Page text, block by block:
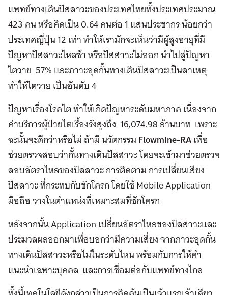
แพทย์ทางเดินปัสสาวะของประเทศไทยทั้งประเทศประมาณ
423 คน หรือคิดเป็น 0.64 คนต่อ 1 แสนประชากร น้อยกว่า
ประเทศญี่ปุ่น 12 เท่า ทำให้เรามักจะเห็นว่ามีผู้สูงอายุที่มี
ปัญหาปัสสาวะไหลช้า หรือปัสสาวะไม่ออก นำไปสู่ปัญหา
ไตวาย 57% และภาวะอุดกั้นทางเดินปัสสาวะเป็นสาเหตุ
ทำให้ไตวาย เป็นอันดับ 4
ปัญหาเรื่องโรคไต ทำให้เกิดปัญหาระดับมหาภาค เนื่องจาก
ค่าบริการผู้ป่วยไตเรื้องรังสูงถึง 16,074.98 ล้านบาท เพราะ
ฉะนั้นจะดีกว่าหรือไม่ ถ้ามี นวัตกรรมFlowmine-RAเพื่อ
ช่วยตรวจสอบว่ากั้นทางเดินปัสสาวะ โดยจะเข้ามาช่วยตรวจ
สอบอัตราไหลของปัสสาวะ การติดตาม การเปลี่ยนเสียง
ปัสสาวะ ที่กระทบกับชักโครก โดยใช้ Mobile Application
มือถือ วางในตำแหน่งที่เหมาะสมที่ซักโครก
หลังจากนั้น Application เปลี่ยนอัตราไหลของปัสสาวะและ
ประมวลผลออกมาเพื่อบอกว่ามีความเสี่ยง จากภาวะอุดกั้น
ทางเดินปัสสาวะหรือไม่ในระดับไหน พร้อมกับการให้คำ
แนะนำเฉพาะบุคคล และการเชื่อมต่อกับแพทย์ทางไกล